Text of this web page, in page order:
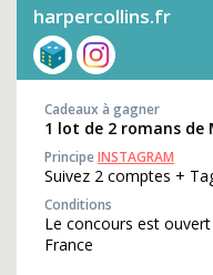
harpercollins.fr
Cadeaux à gagner
1 lot de 2 romans de
PrincipeINSTAGRAM
Suivez 2 comptes +
Conditions
Le concours est
France